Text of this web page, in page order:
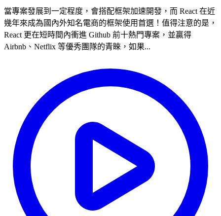
當專案發展到一定程度，會搭配框架加速開發，而 React 在近
幾年來成為國內外知名電商的框架使用首選！值得注意的是，
React 更在短時間內衝進 Github 前十熱門專案，並贏得
Airbnb、Netflix 等優秀團隊的青睞，如果...